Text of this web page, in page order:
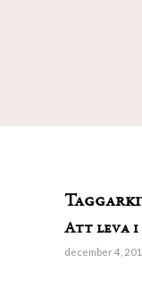
Att leva i
december 4,